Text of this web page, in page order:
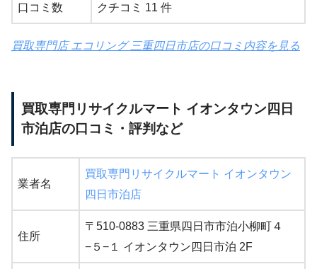
口コミ数 クチコミ 11 件
買取専門店 エコリング 三重四日市店の口コミ内容を見る
買取専門リサイクルマート イオンタウン四日
市泊店の口コミ・評判など
業者名
買取専門リサイクルマート イオンタウン
四日市泊店
住所
〒510-0883 三重県四日市市泊小柳町４
−５−１ イオンタウン四日市泊 2F